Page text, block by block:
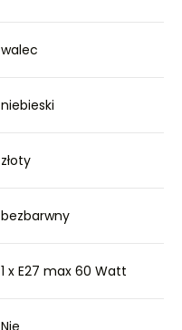
walec
niebieski
złoty
bezbarwny
1 x E27 max 60 Watt
Nie